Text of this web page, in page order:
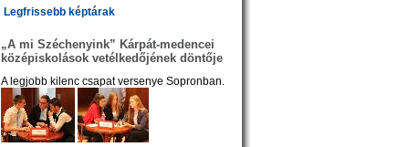
Legfrissebb képtárak
„A mi Széchenyink” Kárpát-medencei
középiskolások vetélkedőjének döntője
A legjobb kilenc csapat versenye Sopronban.